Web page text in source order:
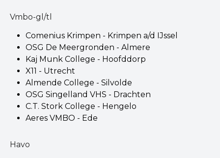
Vmbo-gl/tl
Comenius Krimpen - Krimpen a/d IJssel
OSG De Meergronden - Almere
Kaj Munk College - Hoofddorp
X11 - Utrecht
Almende College - Silvolde
OSG Singelland VHS - Drachten
C.T. Stork College - Hengelo
Aeres VMBO - Ede
Havo